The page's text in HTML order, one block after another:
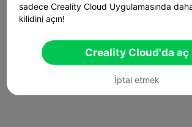
sadece Creality Cloud Uygulamasında
kilidini açın!
Creality Cloud'da aç
İptal etmek